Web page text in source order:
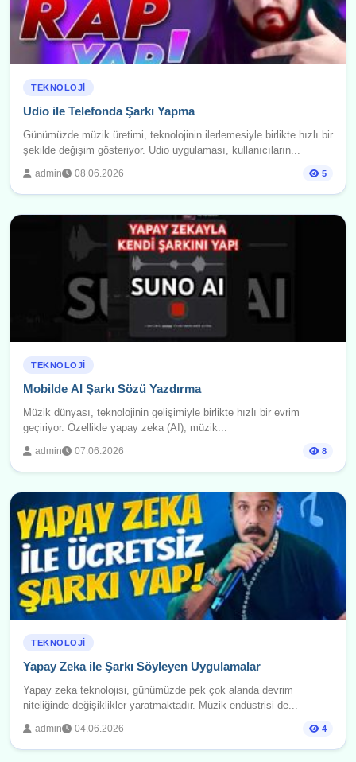
TEKNOLOJI
Udio ile Telefonda Şarkı Yapma
Günümüzde müzik üretimi, teknolojinin ilerlemesiyle birlikte hızlı bir
şekilde değişim gösteriyor. Udio uygulaması, kullanıcıların...
admin 08.06.2026 5
TEKNOLOJI
Mobilde AI Şarkı Sözü Yazdırma
Müzik dünyası, teknolojinin gelişimiyle birlikte hızlı bir evrim
geçiriyor. Özellikle yapay zeka (AI), müzik...
admin 07.06.2026 8
TEKNOLOJI
Yapay Zeka ile Şarkı Söyleyen Uygulamalar
Yapay zeka teknolojisi, günümüzde pek çok alanda devrim
niteliğinde değişiklikler yaratmaktadır. Müzik endüstrisi de...
admin 04.06.2026 4